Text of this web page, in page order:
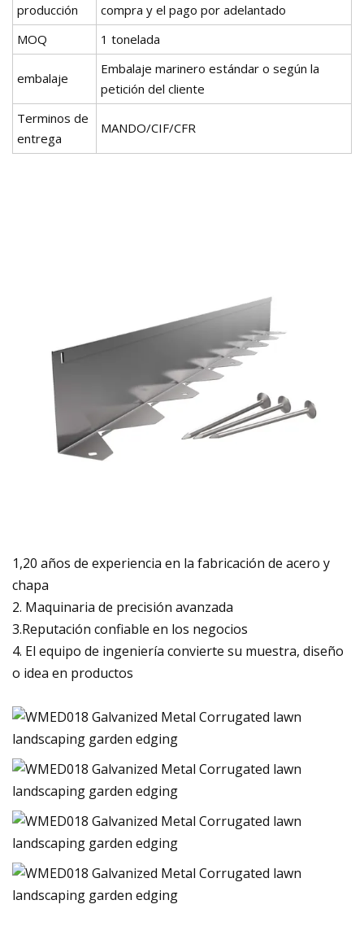
producción
compra y el pago por adelantado
MOQ
1 tonelada
embalaje
Embalaje marinero estándar o según la
petición del cliente
Terminos de
entrega
MANDO/CIF/CFR
1,20 años de experiencia en la fabricación de acero y
chapa
2. Maquinaria de precisión avanzada
3.Reputación confiable en los negocios
4. El equipo de ingeniería convierte su muestra, diseño
o idea en productos